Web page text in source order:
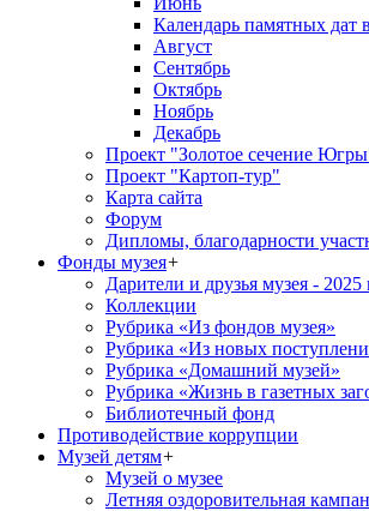
Календарь памятных
Август
Сентябрь
Октябрь
Ноябрь
Декабрь
Проект "Золотое сечение
Проект "Картоп-тур"
Карта сайта
Форум
Дипломы, благодарности
Фонды музея+
Дарители и друзья музея - 2025
Коллекции
Рубрика «Из фондов музея»
Рубрика «Из новых
Рубрика «Домашний музей»
Рубрика «Жизнь в газетных
Библиотечный фонд
Противодействие коррупции
Музей детям+
Музей о музее
Летняя оздоровительная